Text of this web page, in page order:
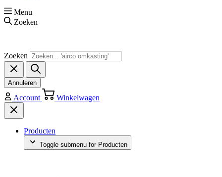
Menu
Zoeken
Zoeken
Annuleren
Account Winkelwagen
Producten
Toggle submenu for Producten